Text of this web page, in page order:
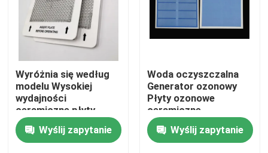
Do domu
Produkty
Wyróżnia się według
modelu Wysokiej
wydajności
ceramiczne płyty
ozonowe do ozonów
Generator
oczyszczacz
Wyślij zapytanie
Woda oczyszczalna
Generator ozonowy
Płyty ozonowe
ceramiczne
Wyślij zapytanie